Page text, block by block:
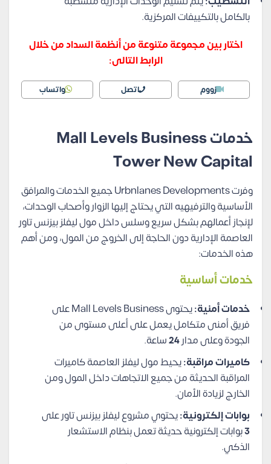
بالكاملبالتكييفاتالمركزية.
اختار بين مجموعة متنوعة من أنظمة السداد من خلال
الرابط التالى:
زووم اتصل واتساب
خدمات Mall Levels Business
Tower New Capital
وفرت Urbnlanes Developments جميع الخدمات والمرافق
الأساسية والترفيهيه التي يحتاج إليها الزوار وأصحاب الوحدات،
لإنجاز أعمالهم بشكل سريع وسلس داخل مول ليفلز بيزنس تاور
العاصمة الإدارية دون الحاجة إلى الخروج من المول، ومن أهم
هذه الخدمات:
خدمات أساسية
خدمات أمنية:
يحتوى Mall Levels Business على
فريق أمنى متكامل يعمل على أعلى مستوى من
الجودة وعلى مدار24ساعة.
كاميرات مراقبة:يحيط مول ليفلز العاصمة كاميرات
المراقبة الحديثة من جميع الاتجاهات داخل المول ومن
الخارج لزيادة الأمان.
بوابات إلكترونية:يحتوي مشروع ليفلز بيزنس تاور على
3بوابات إلكترونية حديثة تعمل بنظام الاستشعار
الذكي.